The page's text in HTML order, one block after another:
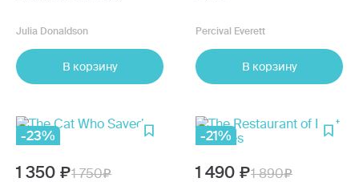
Julia Donaldson
В корзину
Percival Everett
В корзину
-23%
1 350
1 750
-21%
1 490
1 890